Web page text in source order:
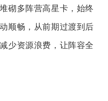
砌多阵营高星卡，始终
顺畅，从前期过渡到后
少资源浪费，让阵容全